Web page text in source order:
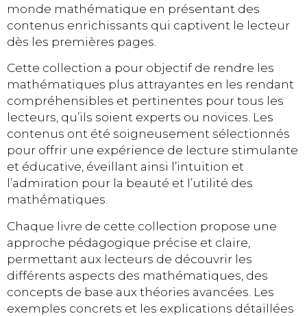
monde mathématique en présentant des
contenus enrichissants qui captivent le lecteur
dès les premières pages.
Cette collection a pour objectif de rendre les
mathématiques plus attrayantes en les rendant
compréhensibles et pertinentes pour tous les
lecteurs, qu’ils soient experts ou novices. Les
contenus ont été soigneusement sélectionnés
pour offrir une expérience de lecture stimulante
et éducative, éveillant ainsi l’intuition et
l’admiration pour la beauté et l’utilité des
mathématiques.
Chaque livre de cette collection propose une
approche pédagogique précise et claire,
permettant aux lecteurs de découvrir les
différents aspects des mathématiques, des
concepts de base aux théories avancées. Les
exemples concrets et les explications détaillées